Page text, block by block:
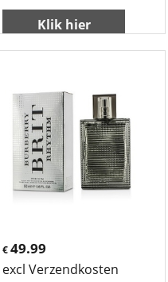
Klik hier
€49.99
excl Verzendkosten